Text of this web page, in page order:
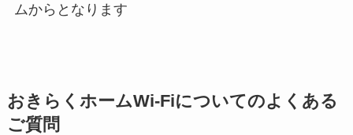
ムからとなります
おきらくホームWi-Fiについてのよくある
ご質問